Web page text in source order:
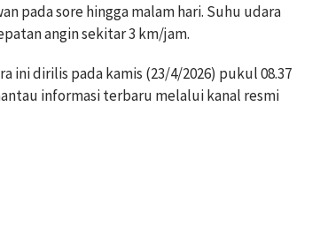
pada sore hingga malam hari. Suhu udara
angin sekitar 3 km/jam.
ini dirilis pada kamis (23/4/2026) pukul 08.37
informasi terbaru melalui kanal resmi